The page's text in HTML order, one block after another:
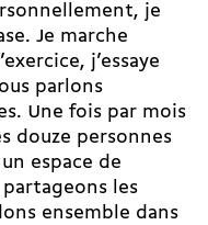
je
Je marche
j’essaye
parlons
Une fois par mois
douze personnes
espace de
les
ensemble dans